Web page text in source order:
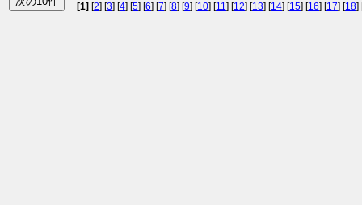
[1] [2] [3] [4] [5] [6] [7] [8] [9] [10] [11] [12] [13] [14] [15] [16] [17] [18]